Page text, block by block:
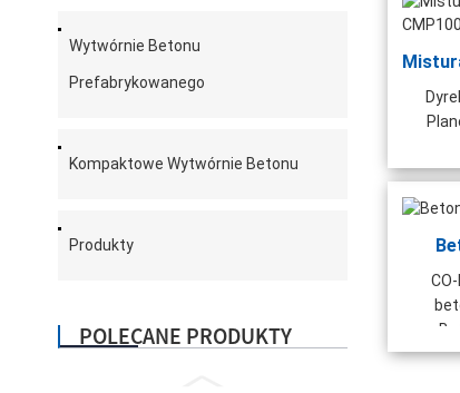
Wytwórnie Betonu
Prefabrykowanego
Kompaktowe Wytwórnie Betonu
Produkty
POLECANE PRODUKTY